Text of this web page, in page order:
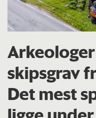
skipsgrav
Det mest